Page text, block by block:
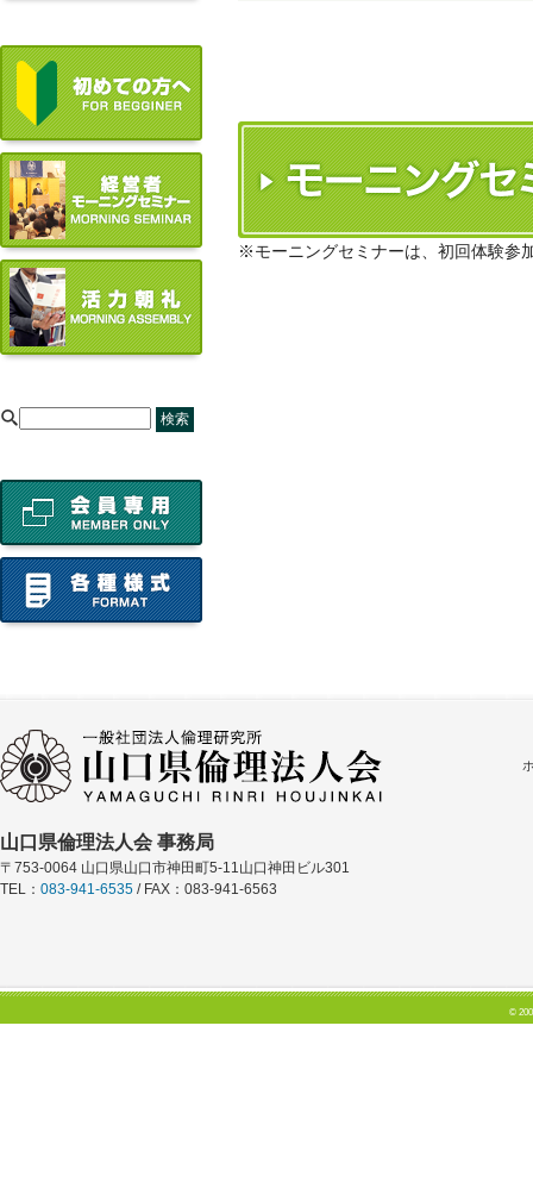
※モーニングセミナーは、初回体験参
[
山口県倫理法人会 事務局
〒753-0064 山口県山口市神田町5-11山口神田ビル301
TEL： 083-941-6535 / FAX：083-941-6563
©